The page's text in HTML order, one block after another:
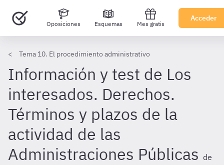
Oposiciones Esquemas Mes gratis
Acceder
Tema 10. El procedimiento administrativo
Información y test de Los
interesados. Derechos.
Términos y plazos de la
actividad de las
Administraciones Públicas de